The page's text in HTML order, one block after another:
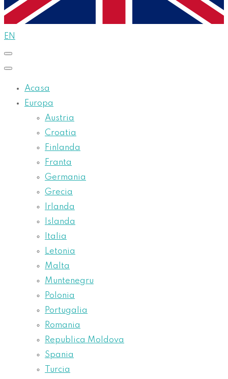
EN
Acasa
Europa
Austria
Croatia
Finlanda
Franta
Germania
Grecia
Irlanda
Islanda
Italia
Letonia
Malta
Muntenegru
Polonia
Portugalia
Romania
Republica Moldova
Spania
Turcia